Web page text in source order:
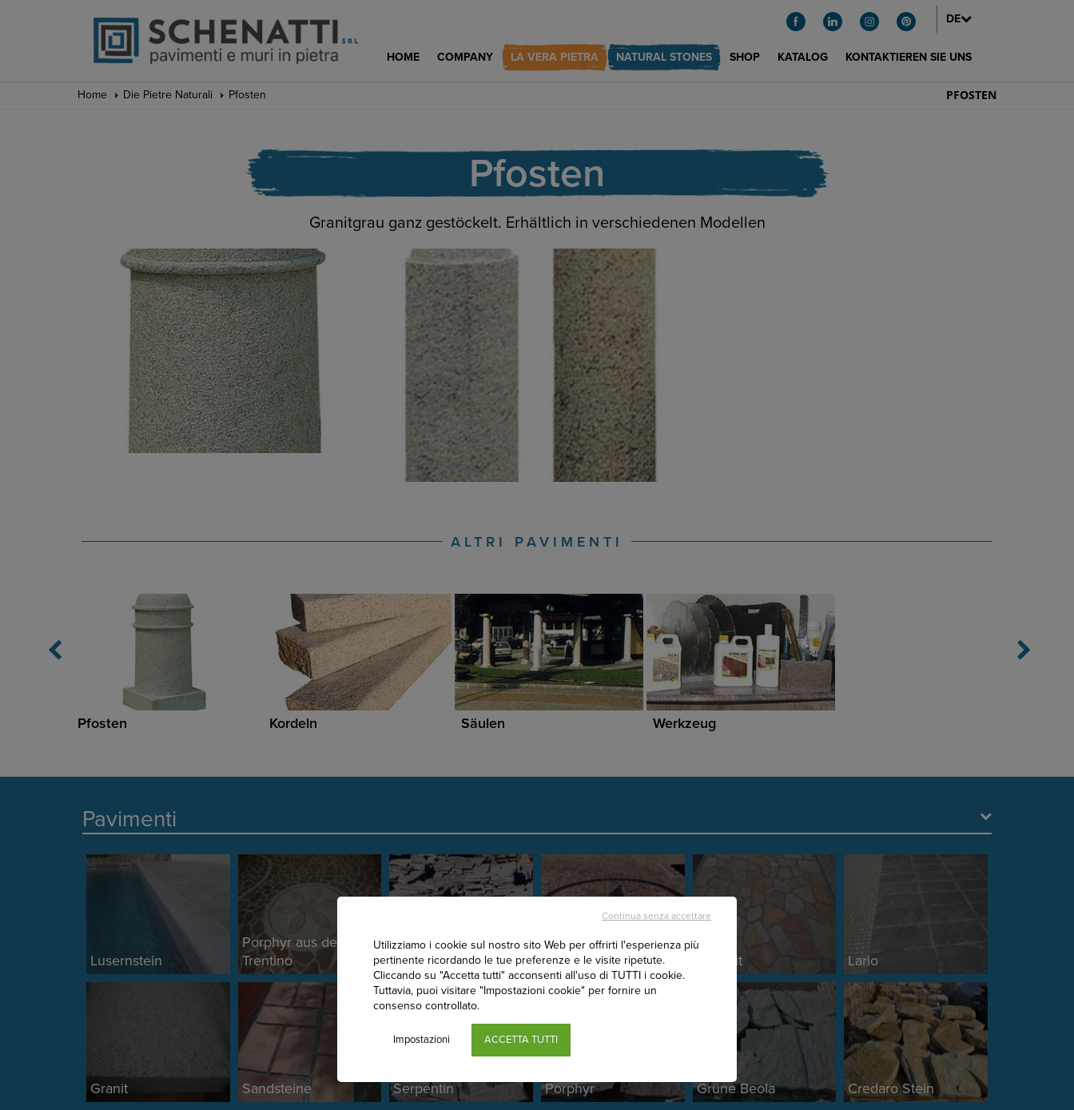
DE
HOME COMPANY LA VERA PIETRA NATURAL STONES SHOP KATALOG KONTAKTIEREN SIE UNS
Home Die Pietre Naturali Pfosten PFOSTEN
Pfosten
Granitgrau ganz gestöckelt. Erhältlich in verschiedenen Modellen
ALTRI PAVIMENTI
Pfosten Kordeln Säulen Werkzeug
Pavimenti
Lusernstein
Porphyr aus den
Trentino
Graue Beola Flusskieseln Quarzit Lario
Granit Sandsteine Serpentin Porphyr Grüne Beola Credaro Stein
Continua senza accettare
Utilizziamo i cookie sul nostro sito Web per offrirti l'esperienza più
pertinente ricordando le tue preferenze e le visite ripetute.
Cliccando su "Accetta tutti" acconsenti all'uso di TUTTI i cookie.
Tuttavia, puoi visitare "Impostazioni cookie" per fornire un
consenso controllato.
Impostazioni ACCETTA TUTTI